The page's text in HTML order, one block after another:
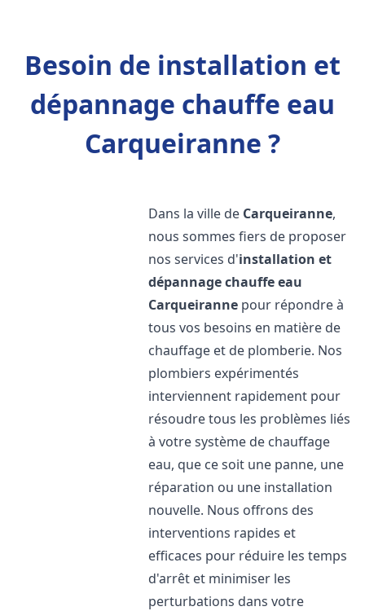
Besoin de installation et
dépannage chauffe eau
Carqueiranne ?
Dans la ville de Carqueiranne,
nous sommes fiers de proposer
nos services d'installation et
dépannage chauffe eau
Carqueiranne pour répondre à
tous vos besoins en matière de
chauffage et de plomberie. Nos
plombiers expérimentés
interviennent rapidement pour
résoudre tous les problèmes liés
à votre système de chauffage
eau, que ce soit une panne, une
réparation ou une installation
nouvelle. Nous offrons des
interventions rapides et
efficaces pour réduire les temps
d'arrêt et minimiser les
perturbations dans votre